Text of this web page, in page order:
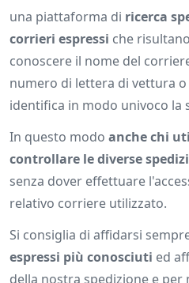
una piattaforma di ricerca
corrieri espressi che
conoscere il nome del
numero di lettera di vettura
identifica in modo univoco la
In questo modo anche chi
controllare le diverse
senza dover effettuare
relativo corriere utilizzato.
Si consiglia di affidarsi
espressi più conosciuti ed
della nostra spedizione e